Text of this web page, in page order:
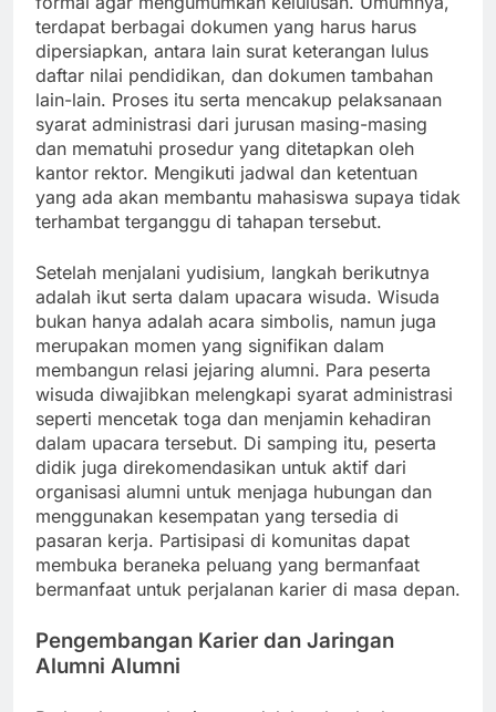
terdapat berbagai dokumen yang harus harus
dipersiapkan, antara lain surat keterangan lulus
daftar nilai pendidikan, dan dokumen tambahan
lain-lain. Proses itu serta mencakup pelaksanaan
syarat administrasi dari jurusan masing-masing
dan mematuhi prosedur yang ditetapkan oleh
kantor rektor. Mengikuti jadwal dan ketentuan
yang ada akan membantu mahasiswa supaya tidak
terhambat terganggu di tahapan tersebut.
Setelah menjalani yudisium, langkah berikutnya
adalah ikut serta dalam upacara wisuda. Wisuda
bukan hanya adalah acara simbolis, namun juga
merupakan momen yang signifikan dalam
membangun relasi jejaring alumni. Para peserta
wisuda diwajibkan melengkapi syarat administrasi
seperti mencetak toga dan menjamin kehadiran
dalam upacara tersebut. Di samping itu, peserta
didik juga direkomendasikan untuk aktif dari
organisasi alumni untuk menjaga hubungan dan
menggunakan kesempatan yang tersedia di
pasaran kerja. Partisipasi di komunitas dapat
membuka beraneka peluang yang bermanfaat
bermanfaat untuk perjalanan karier di masa depan.
Pengembangan Karier dan Jaringan
Alumni Alumni